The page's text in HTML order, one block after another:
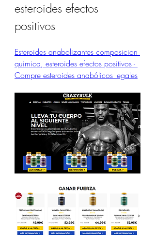
esteroides efectos
positivos
Esteroides anabolizantes composicion
quimica, esteroides efectos positivos -
Compre esteroides anabólicos legales